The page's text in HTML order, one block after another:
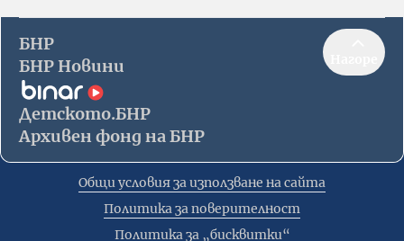
БНР
БНР Новини
Детското.БНР
Архивен фонд на БНР
Общи условия за използване на сайта
Политика за поверителност
Политика за „бисквитки“